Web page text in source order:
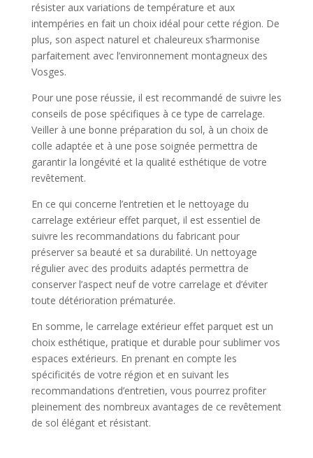
résister aux variations de température et aux
intempéries en fait un choix idéal pour cette région. De
plus, son aspect naturel et chaleureux s’harmonise
parfaitement avec l’environnement montagneux des
Vosges.
Pour une pose réussie, il est recommandé de suivre les
conseils de pose spécifiques à ce type de carrelage.
Veiller à une bonne préparation du sol, à un choix de
colle adaptée et à une pose soignée permettra de
garantir la longévité et la qualité esthétique de votre
revêtement.
En ce qui concerne l’entretien et le nettoyage du
carrelage extérieur effet parquet, il est essentiel de
suivre les recommandations du fabricant pour
préserver sa beauté et sa durabilité. Un nettoyage
régulier avec des produits adaptés permettra de
conserver l’aspect neuf de votre carrelage et d’éviter
toute détérioration prématurée.
En somme, le carrelage extérieur effet parquet est un
choix esthétique, pratique et durable pour sublimer vos
espaces extérieurs. En prenant en compte les
spécificités de votre région et en suivant les
recommandations d’entretien, vous pourrez profiter
pleinement des nombreux avantages de ce revêtement
de sol élégant et résistant.